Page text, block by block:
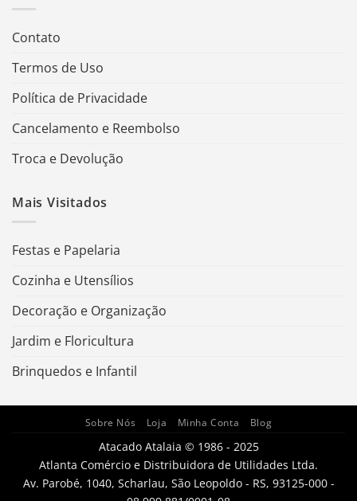
Contato
Termos de Uso
Política de Privacidade
Cancelamento e Reembolso
Troca e Devolução
Mais Visitados
Festas e Papelaria
Cozinha e Utensílios
Decoração e Organização
Jardim e Floricultura
Brinquedos e Infantil
Sobre Nós Loja Minha Conta Blog
Atacado Atalaia © 1986 - 2025
Atlanta Comércio e Distribuidora de Utilidades Ltda.
Av. Parobé, 1040, Scharlau, São Leopoldo - RS, 93125-000 -